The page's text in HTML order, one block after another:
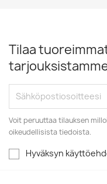
Tilaa
Voit peruuttaa tilauksen
oikeudellisista tiedoista.
Hyväksyn